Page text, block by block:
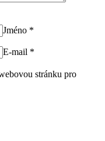
Jméno *
E-mail *
stránku pro